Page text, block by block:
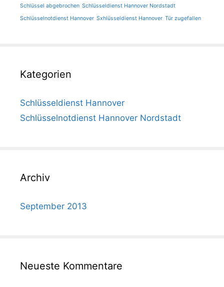
Schlüssel abgebrochen Schlüsseldienst Hannover Nordstadt
Schlüsselnotdienst Hannover Sxhlüsseldienst Hannover Tür zugefallen
Kategorien
Schlüsseldienst Hannover
Schlüsselnotdienst Hannover Nordstadt
Archiv
September 2013
Neueste Kommentare